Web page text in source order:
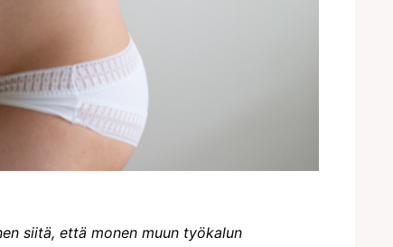
siitä, että monen muun työkalun